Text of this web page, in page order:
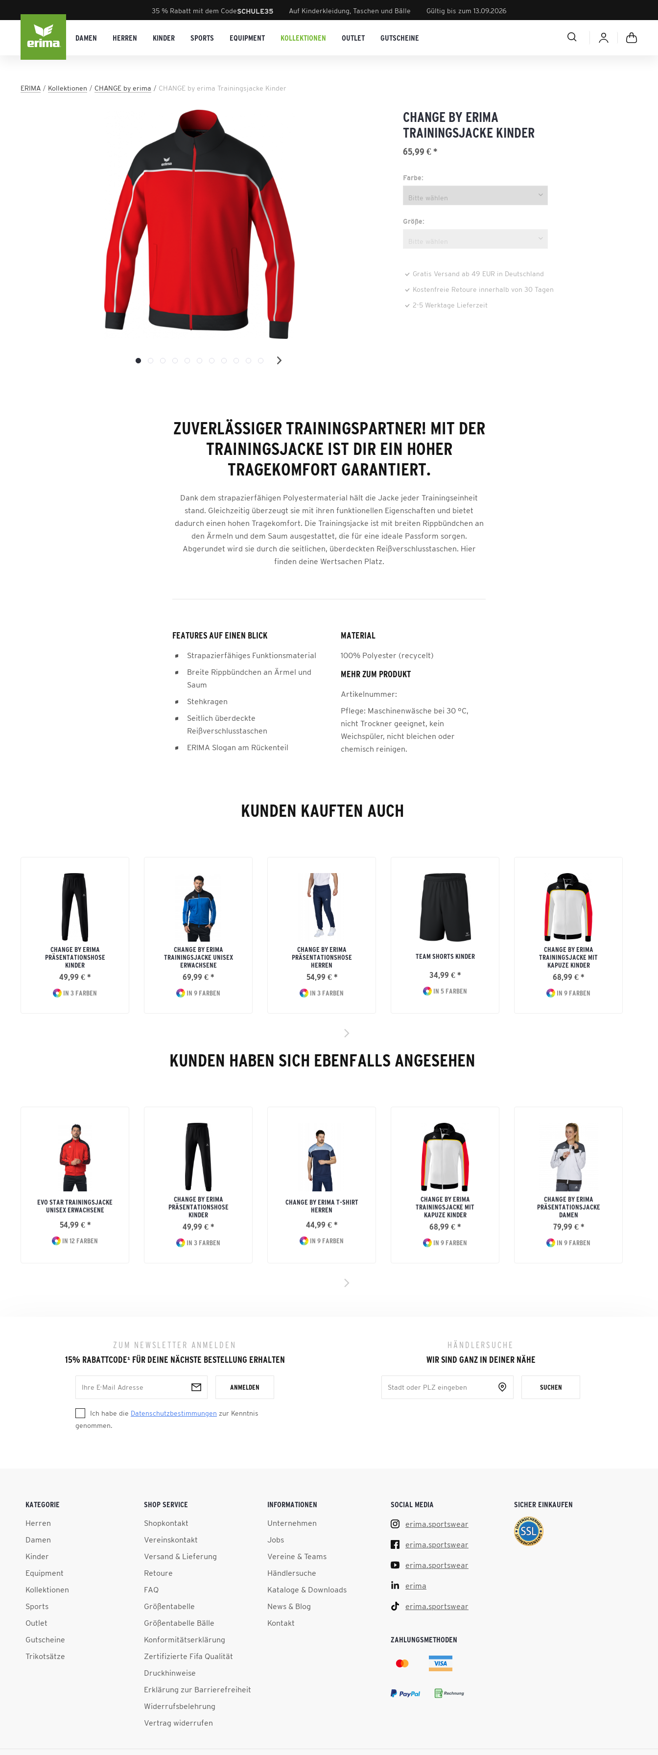
35 % Rabatt mit dem CodeSCHULE35 Auf Kinderkleidung, Taschen und Bälle Gültig bis zum 13.09.2026
DAMEN HERREN KINDER SPORTS EQUIPMENT KOLLEKTIONEN OUTLET GUTSCHEINE
ERIMA Kollektionen CHANGE by erima CHANGE by erima Trainingsjacke Kinder
CHANGE BY ERIMA
TRAININGSJACKE KINDER
65,99 € *
Farbe:
Größe:
Gratis Versand ab 49 EUR in Deutschland
Kostenfreie Retoure innerhalb von 30 Tagen
2-5 Werktage Lieferzeit
ZUVERLÄSSIGER TRAININGSPARTNER! MIT DER
TRAININGSJACKE IST DIR EIN HOHER
TRAGEKOMFORT GARANTIERT.
Dank dem strapazierfähigen Polyestermaterial hält die Jacke jeder Trainingseinheit
stand. Gleichzeitig überzeugt sie mit ihren funktionellen Eigenschaften und bietet
dadurch einen hohen Tragekomfort. Die Trainingsjacke ist mit breiten Rippbündchen an
den Ärmeln und dem Saum ausgestattet, die für eine ideale Passform sorgen.
Abgerundet wird sie durch die seitlichen, überdeckten Reißverschlusstaschen. Hier
finden deine Wertsachen Platz.
FEATURES AUF EINEN BLICK
Strapazierfähiges Funktionsmaterial
Breite Rippbündchen an Ärmel und
Saum
Stehkragen
Seitlich überdeckte
Reißverschlusstaschen
ERIMA Slogan am Rückenteil
MATERIAL
100% Polyester (recycelt)
MEHR ZUM PRODUKT
Artikelnummer:
Pflege: Maschinenwäsche bei 30 °C,
nicht Trockner geeignet, kein
Weichspüler, nicht bleichen oder
chemisch reinigen.
KUNDEN KAUFTEN AUCH
CHANGE BY ERIMA
PRÄSENTATIONSHOSE
KINDER
49,99 € *
IN 3 FARBEN
CHANGE BY ERIMA
TRAININGSJACKE UNISEX
ERWACHSENE
69,99 € *
IN 9 FARBEN
CHANGE BY ERIMA
PRÄSENTATIONSHOSE
HERREN
54,99 € *
IN 3 FARBEN
TEAM SHORTS KINDER
34,99 € *
IN 5 FARBEN
CHANGE BY ERIMA
TRAININGSJACKE MIT
KAPUZE KINDER
68,99 € *
IN 9 FARBEN
KUNDEN HABEN SICH EBENFALLS ANGESEHEN
EVO STAR TRAININGSJACKE
UNISEX ERWACHSENE
54,99 € *
IN 12 FARBEN
CHANGE BY ERIMA
PRÄSENTATIONSHOSE
KINDER
49,99 € *
IN 3 FARBEN
CHANGE BY ERIMA T-SHIRT
HERREN
44,99 € *
IN 9 FARBEN
CHANGE BY ERIMA
TRAININGSJACKE MIT
KAPUZE KINDER
68,99 € *
IN 9 FARBEN
CHANGE BY ERIMA
PRÄSENTATIONSJACKE
DAMEN
79,99 € *
IN 9 FARBEN
ZUM NEWSLETTER ANMELDEN
15% RABATTCODE¹FÜR DEINE NÄCHSTE BESTELLUNG ERHALTEN
ANMELDEN
Ich habe die Datenschutzbestimmungen zur Kenntnis
genommen.
HÄNDLERSUCHE
WIR SIND GANZ IN DEINER NÄHE
SUCHEN
KATEGORIE
Herren
Damen
Kinder
Equipment
Kollektionen
Sports
Outlet
Gutscheine
Trikotsätze
SHOP SERVICE
Shopkontakt
Vereinskontakt
Versand & Lieferung
Retoure
FAQ
Größentabelle
Größentabelle Bälle
Konformitätserklärung
Zertifizierte Fifa Qualität
Druckhinweise
Erklärung zur Barrierefreiheit
Widerrufsbelehrung
Vertrag widerrufen
INFORMATIONEN
Unternehmen
Jobs
Vereine & Teams
Händlersuche
Kataloge & Downloads
News & Blog
Kontakt
SOCIAL MEDIA
erima.sportswear
erima.sportswear
erima.sportswear
erima
erima.sportswear
ZAHLUNGSMETHODEN
SICHER EINKAUFEN